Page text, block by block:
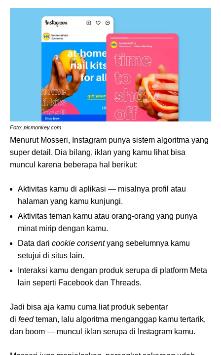
Foto: picmonkey.com
Menurut Mosseri, Instagram punya sistem algoritma yang
super detail. Dia bilang, iklan yang kamu lihat bisa
muncul karena beberapa hal berikut:
Aktivitas kamu di aplikasi — misalnya profil atau
halaman yang kamu kunjungi.
Aktivitas teman kamu atau orang-orang yang punya
minat mirip dengan kamu.
Data dari cookie consentyang sebelumnya kamu
setujui di situs lain.
Interaksi kamu dengan produk serupa di platform Meta
lain seperti Facebook dan Threads.
Jadi bisa aja kamu cuma liat produk sebentar
di feedteman, lalu algoritma menganggap kamu tertarik,
dan boom — muncul iklan serupa di Instagram kamu.